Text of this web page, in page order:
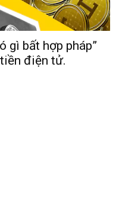
gì bất hợp pháp”
điện tử.